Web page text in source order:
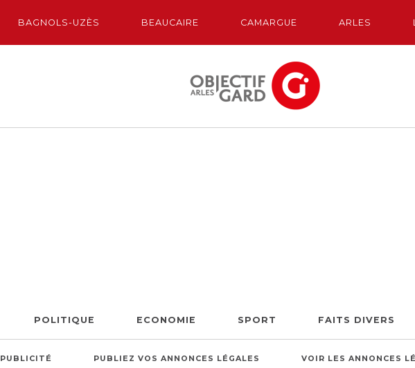
BAGNOLS-UZÈS BEAUCAIRE CAMARGUE ARLES
POLITIQUE ECONOMIE SPORT FAITS DIVERS
PUBLICITÉ PUBLIEZ VOS ANNONCES LÉGALES VOIR LES ANNONCES